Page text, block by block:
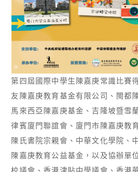
第四屆國際中學生陳嘉庚常識比賽
友陳嘉庚教育基金有限公司、閩都
馬來西亞陳嘉庚基金、吉隆坡暨雪
律賓廈門聯誼會、廈門市陳嘉庚教
陳氏書院宗親會、中華文化學院、
陳嘉庚教育公益基金，以及協辦單